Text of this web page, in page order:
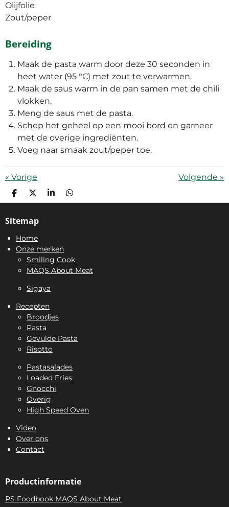
Olijfolie
Zout/peper
Bereiding
Maak de pasta warm door deze 30 seconden in
heet water (95 °C) met zout te verwarmen.
Maak de saus warm in de pan samen met de chili
vlokken.
Meng de saus met de pasta.
Schep het geheel op een mooi bord en garneer
met de overige ingrediënten.
Voeg naar smaak zout/peper toe.
« Vorige Volgende »
D
E
E
D
E
L
S
H
D
E
Sitemap
Home
Onze merken
Smiling Cook
MAQS About Meat
Sigaya
Recepten
Broodjes
Pasta
Gevulde Pasta
Risotto
Pastasalades
Loaded Fries
Gnocchi
Overig
High Speed Oven
Video
Over ons
Contact
Productinformatie
PS Foodbook MAQS About Meat